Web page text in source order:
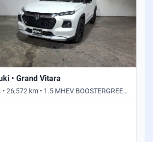
• Grand Vitara
26,572 km • 1.5 MHEV BOOSTERGREEN
• Automático